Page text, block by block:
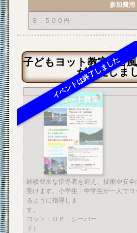
参加費用
８，５００円
子どもヨット教室 “台
が決定しま
経験豊富な指導者を迎え、技術や安全
受けます。小学生・中学生が一人でヨ
るように指導しま
す。 （使用
ヨット：ＯＰ・シーバー
ド